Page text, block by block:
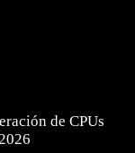
de CPUs